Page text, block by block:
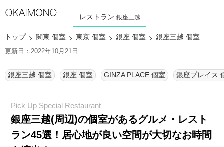
レストラン 銀座三越
トップ 関東 個室 東京 個室 銀座 個室 銀座三越 個室
更新日：2022年10月21日
銀座三越 個室 銀座 個室 GINZA PLACE 個室 銀座プレイス
銀座三越(周辺)の個室があるグルメ・レスト
ラン45選！ 居心地が良い空間が大切なお時間